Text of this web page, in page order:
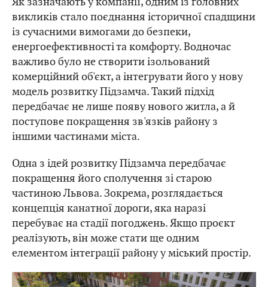
викликів стало поєднання історичної спадщини
із сучасними вимогами до безпеки,
енергоефективності та комфорту. Водночас
важливо було не створити ізольований
комерційний об'єкт, а інтегрувати його у нову
модель розвитку Підзамча. Такий підхід
передбачає не лише появу нового житла, а й
поступове покращення зв'язків району з
іншими частинами міста.
Одна з ідей розвитку Підзамча передбачає
покращення його сполучення зі старою
частиною Львова. Зокрема, розглядається
концепція канатної дороги, яка наразі
перебуває на стадії погоджень. Якщо проєкт
реалізують, він може стати ще одним
елементом інтеграції району у міський простір.